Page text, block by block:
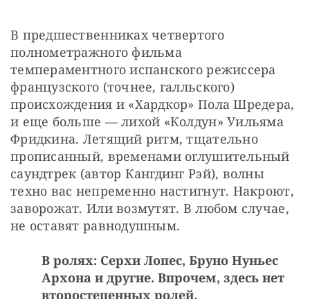
В предшественниках четвертого
полнометражного фильма
темпераментного испанского режиссера
французского (точнее, галльского)
происхождения и «Хардкор» Пола Шредера,
и еще больше — лихой «Колдун» Уильяма
Фридкина. Летящий ритм, тщательно
прописанный, временами оглушительный
саундтрек (автор Кангдинг Рэй), волны
техно вас непременно настигнут. Накроют,
заворожат. Или возмутят. В любом случае,
не оставят равнодушным.
В ролях: Серхи Лопес, Бруно Нуньес
Архона и другие. Впрочем, здесь нет
второстепенных ролей.